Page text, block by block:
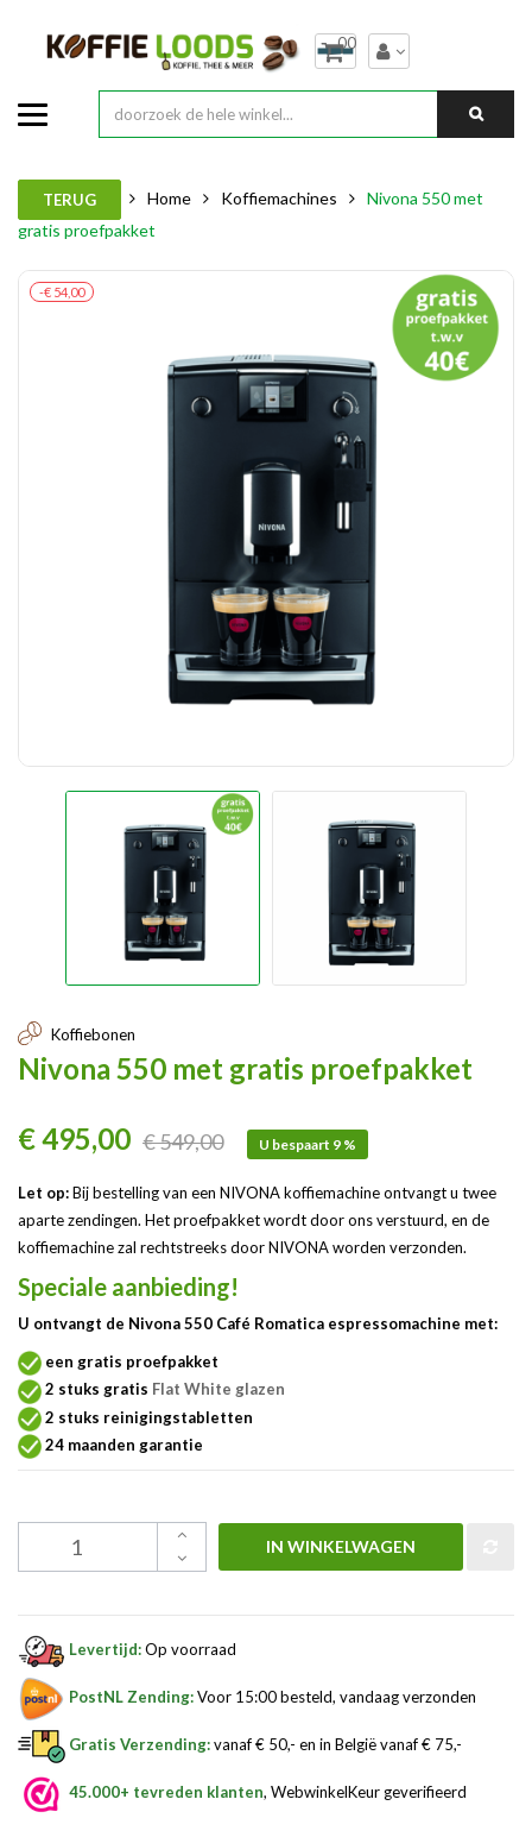
00
TERUG Home Koffiemachines
Nivona 550 met
gratis proefpakket
-€ 54,00
Koffiebonen
Nivona 550 met gratis proefpakket
€ 495,00 € 549,00 U bespaart 9 %
Let op:Bij bestelling van een NIVONA koffiemachine ontvangt u twee
aparte zendingen. Het proefpakket wordt door ons verstuurd, en de
koffiemachine zal rechtstreeks door NIVONA worden verzonden.
Speciale aanbieding!
U ontvangt de Nivona 550 Café Romatica espressomachine met:
een gratis proefpakket
2 stuks gratis Flat White glazen
2 stuks reinigingstabletten
24 maanden garantie
IN WINKELWAGEN
Levertijd:Op voorraad
PostNL Zending:Voor 15:00 besteld, vandaag verzonden
Gratis Verzending:vanaf € 50,- en in België vanaf € 75,-
45.000+ tevreden klanten, WebwinkelKeur geverifieerd